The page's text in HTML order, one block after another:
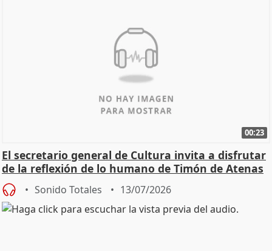
00:23
El secretario general de Cultura invita a disfrutar
de la reflexión de lo humano de Timón de Atenas
Sonido Totales 13/07/2026